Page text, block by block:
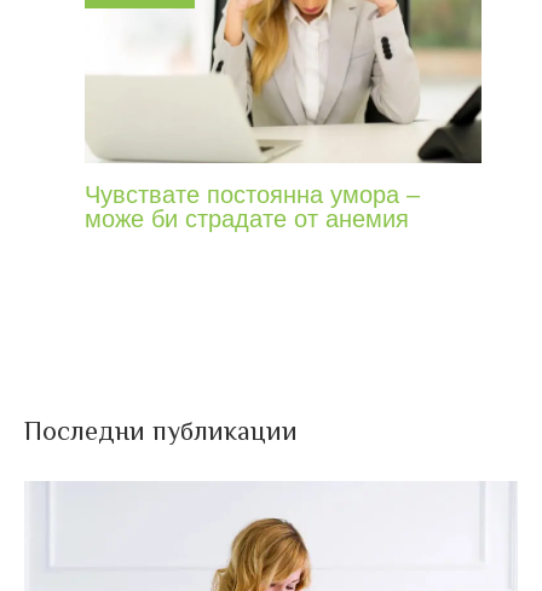
Чувствате постоянна умора –
може би страдате от анемия
Последни публикации